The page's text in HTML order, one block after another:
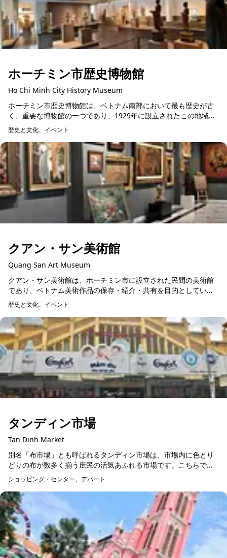
ホーチミン市歴史博物館
Ho Chi Minh City History Museum
ホーチミン市歴史博物館は、ベトナム南部において最も歴史が古
く、重要な博物館の一つであり、1929年に設立されたこの地域で
も初期の博物館の一つです。長年にわたる発展を経て、現在では
国内外の来館者に...
歴史と文化、イベント
クアン・サン美術館
Quang San Art Museum
クアン・サン美術館は、ホーチミン市に設立された民間の美術館
であり、ベトナム美術作品の保存・紹介・共有を目的としていま
す。本館は、国内外の来館者に向けて、ベトナム芸術の価値を広
く伝える文化拠点とし...
歴史と文化、イベント
タンディン市場
Tan Dinh Market
別名「布市場」とも呼ばれるタンディン市場は、市場内に色とり
どりの布が数多く揃う庶民の活気あふれる市場です。こちらでベ
トナムの伝統衣装、アオザイの布生地を買い付けに来る人の姿も
数多く見受けられます...
ショッピング・センター、デパート